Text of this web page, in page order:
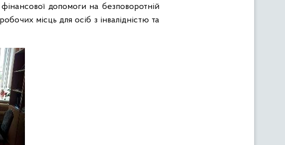
допомоги на безповоротній
місць для осіб з інвалідністю та